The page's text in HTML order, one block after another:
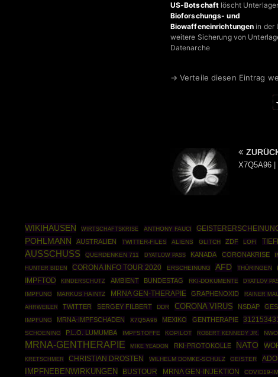
US-Botschaft löscht
Bioforschungs- und
Biowaffeneinrichtungen in der
weitere Sicherung von
Datenarche
→ Verteile diesen Eintrag
X7Q5A96 |
WIKIHAUSEN WIRTSCHAFTSKRISE ANTHONY FAUCI
POHLMANN
AUSTRALIEN TWITTER-FILES ALIENS GLITCH ZDF LOFI
AUSSCHUSS
QUERDENKEN 711 DYATLOW PASS KANADA CORONAKRISE
HUNTER BIDEN CORONA INFO TOUR 2020 ERSCHEINUNG AFD THÜRINGEN
IMPFTOD
KINDERSCHUTZ AMBIENT BUNDESTAG RKI-DOKUMENTE DYATLOV
IMPFUNG
MARKUS HAINTZ MRNA GEN-THERAPIE GRAPHENOXID RAINER
AHRWEILER TWITTER SERGEY FILBERT DDR CORONA VIRUS NSDAP
IMPFUNG
MRNA-IMPFSCHADEN X7Q5A96 MEXIKO GENTHERAPIE
SCHOENING
P.L.O. LUMUMBA IMPFSTOFFE KOPILOT ROBERT KENNEDY JR. NWO
MRNA-GENTHERAPIE MIKE YEADON RKI-PROTOKOLLE NATO
KRETSCHMER CHRISTIAN DROSTEN WILHELM DOMKE-SCHULZ GEISTER
IMPFNEBENWIRKUNGEN BUSTOUR MRNA GEN-INJEKTION COVID19-